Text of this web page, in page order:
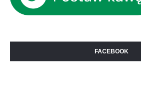
FACEBOOK